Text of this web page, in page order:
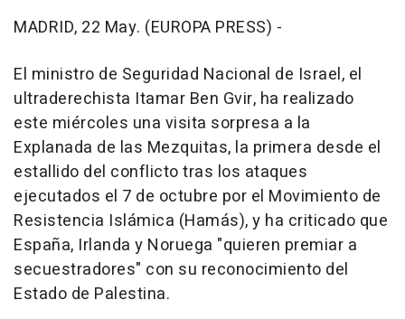
MADRID, 22 May. (EUROPA PRESS) -
El ministro de Seguridad Nacional de Israel, el
ultraderechista Itamar Ben Gvir, ha realizado
este miércoles una visita sorpresa a la
Explanada de las Mezquitas, la primera desde el
estallido del conflicto tras los ataques
ejecutados el 7 de octubre por el Movimiento de
Resistencia Islámica (Hamás), y ha criticado que
España, Irlanda y Noruega "quieren premiar a
secuestradores" con su reconocimiento del
Estado de Palestina.